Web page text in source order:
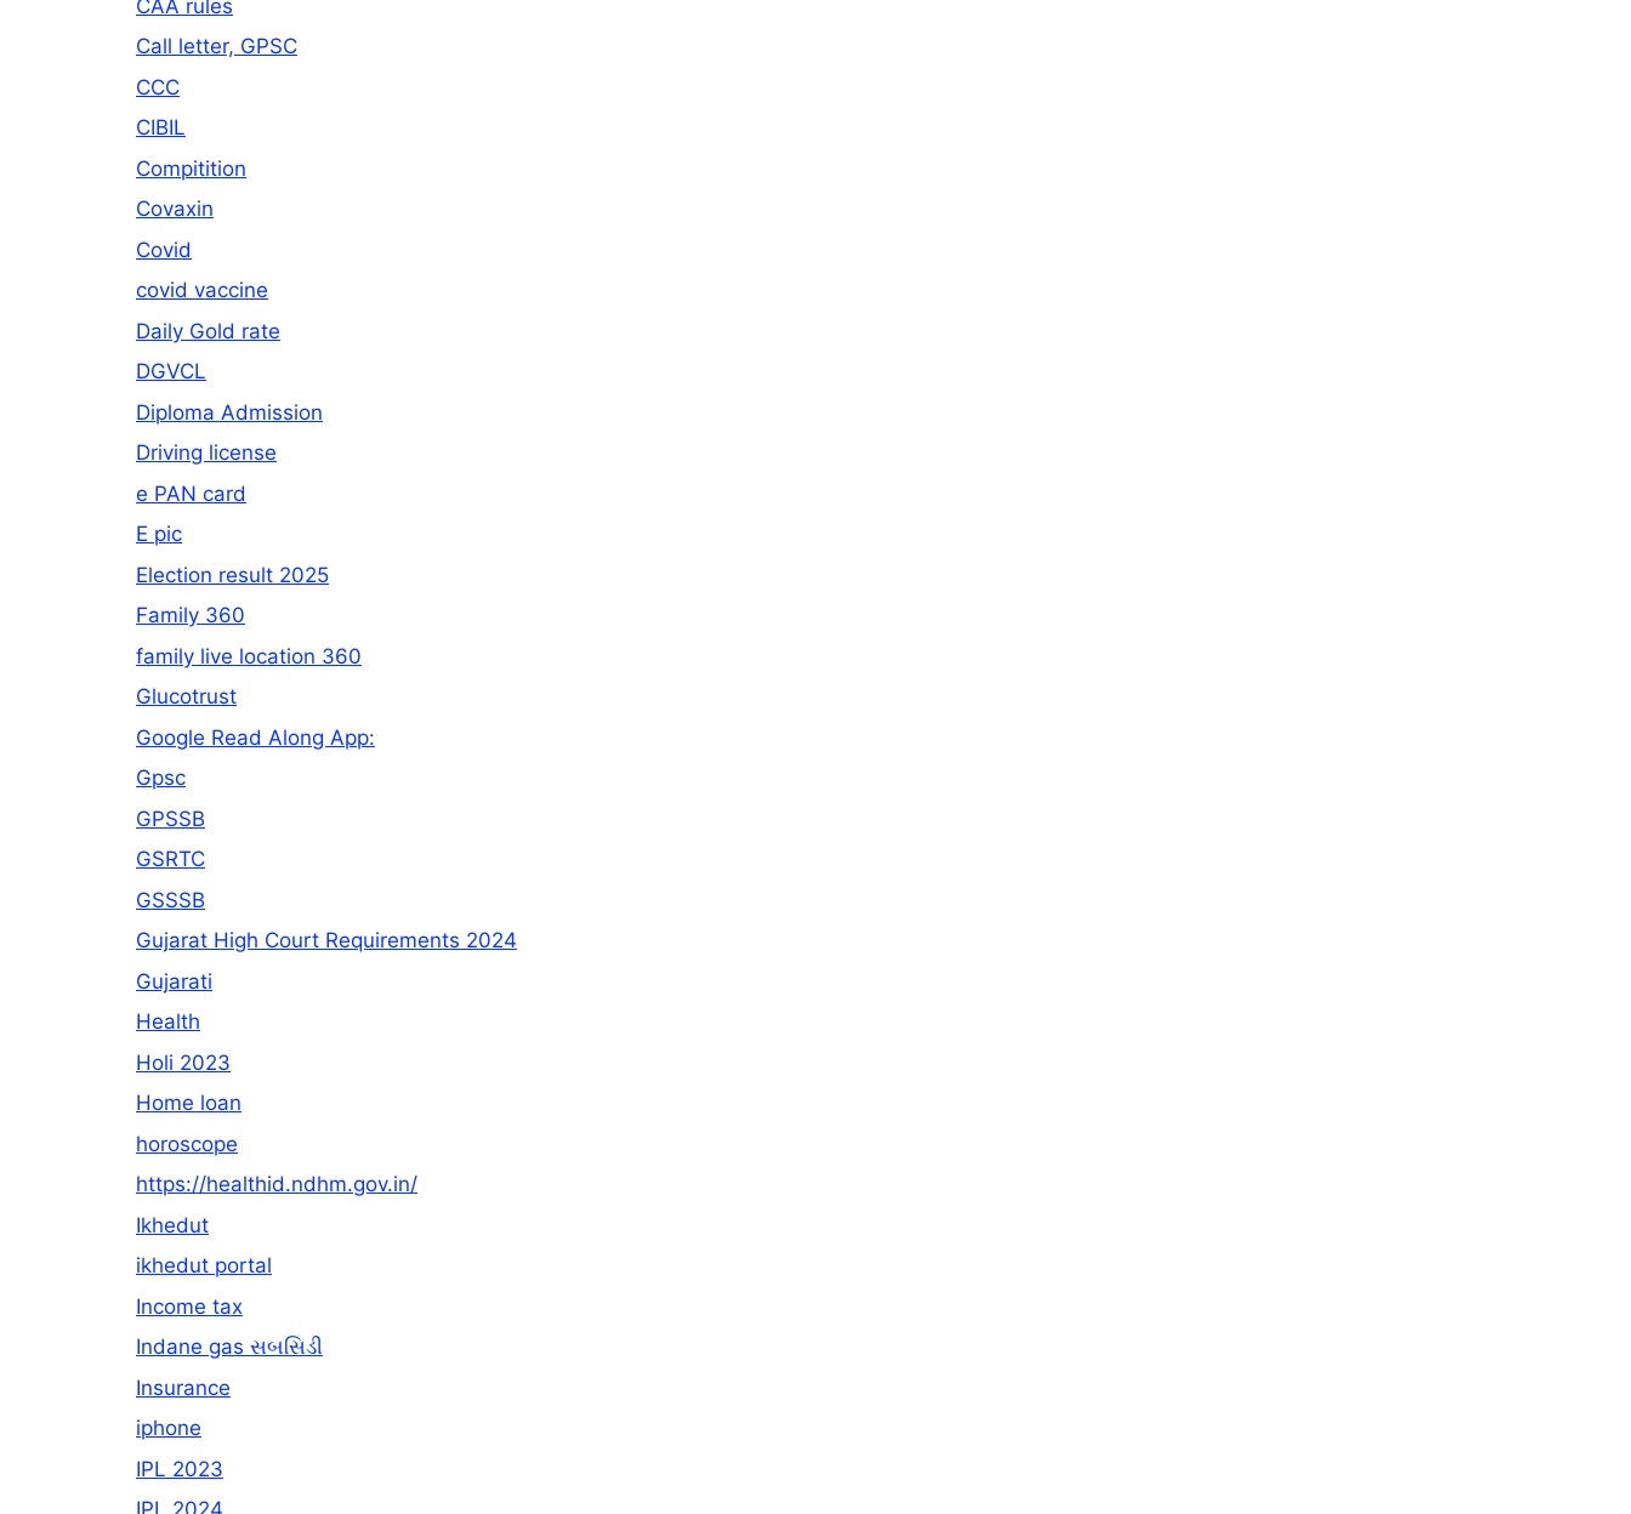
CAA rules
Call letter, GPSC
CCC
CIBIL
Compitition
Covaxin
Covid
covid vaccine
Daily Gold rate
DGVCL
Diploma Admission
Driving license
e PAN card
E pic
Election result 2025
Family 360
family live location 360
Glucotrust
Google Read Along App:
Gpsc
GPSSB
GSRTC
GSSSB
Gujarat High Court Requirements 2024
Gujarati
Health
Holi 2023
Home loan
horoscope
https://healthid.ndhm.gov.in/
Ikhedut
ikhedut portal
Income tax
Indane gas સબસિડી
Insurance
iphone
IPL 2023